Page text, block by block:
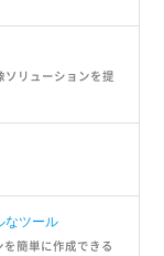
リューションを提
なツール
簡単に作成できる